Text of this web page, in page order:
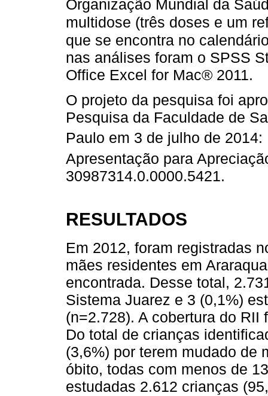
Organização Mundial da
multidose (três doses e um
que se encontra no
nas análises foram o SPSS
Office Excel for Mac® 2011.
O projeto da pesquisa foi
Pesquisa da Faculdade de
Paulo em 3 de julho de 2014:
Apresentação para
30987314.0.0000.5421.
RESULTADOS
Em 2012, foram registradas
mães residentes em
encontrada. Desse total,
Sistema Juarez e 3 (0,1%)
(n=2.728). A cobertura do
Do total de crianças
(3,6%) por terem mudado de
óbito, todas com menos de
estudadas 2.612 crianças